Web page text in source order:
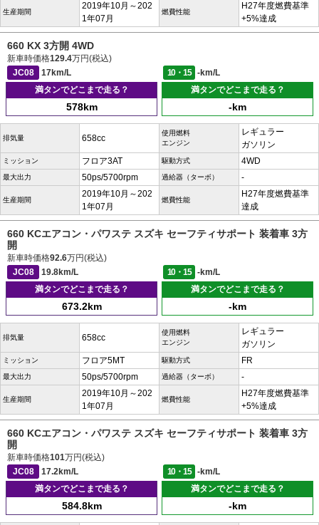
生産期間
2019年10月～202
1年07月
燃費性能
H27年度燃費基準
+5%達成
660 KX 3方開 4WD
新車時価格129.4万円(税込)
JC08
17km/L 10・15
-km/L
満タンでどこまで走る？
578km
満タンでどこまで走る？
-km
排気量 658cc
使用燃料
エンジン
レギュラー
ガソリン
ミッション フロア3AT 駆動方式 4WD
最大出力 50ps/5700rpm 過給器（ターボ） -
生産期間
2019年10月～202
1年07月
燃費性能
H27年度燃費基準
達成
660 KCエアコン・パワステ スズキ セーフティサポート 装着車 3方
開
新車時価格92.6万円(税込)
JC08
19.8km/L 10・15
-km/L
満タンでどこまで走る？
673.2km
満タンでどこまで走る？
-km
排気量 658cc
使用燃料
エンジン
レギュラー
ガソリン
ミッション フロア5MT 駆動方式 FR
最大出力 50ps/5700rpm 過給器（ターボ） -
生産期間
2019年10月～202
1年07月
燃費性能
H27年度燃費基準
+5%達成
660 KCエアコン・パワステ スズキ セーフティサポート 装着車 3方
開
新車時価格101万円(税込)
JC08
17.2km/L 10・15
-km/L
満タンでどこまで走る？
584.8km
満タンでどこまで走る？
-km